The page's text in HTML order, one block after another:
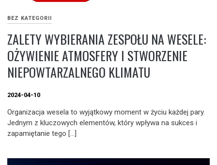
BEZ KATEGORII
ZALETY WYBIERANIA ZESPOŁU NA WESELE:
OŻYWIENIE ATMOSFERY I STWORZENIE
NIEPOWTARZALNEGO KLIMATU
2024-04-10
Organizacja wesela to wyjątkowy moment w życiu każdej pary.
Jednym z kluczowych elementów, który wpływa na sukces i
zapamiętanie tego […]